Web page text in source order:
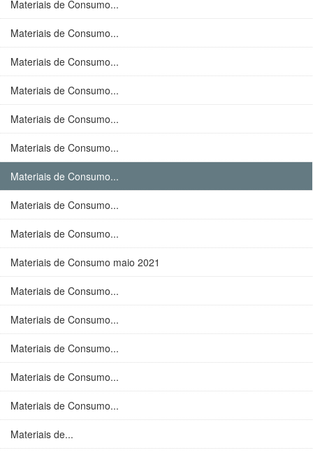
Materiais de Consumo...
Materiais de Consumo...
Materiais de Consumo...
Materiais de Consumo...
Materiais de Consumo...
Materiais de Consumo...
Materiais de Consumo...
Materiais de Consumo...
Materiais de Consumo...
Materiais de Consumo maio 2021
Materiais de Consumo...
Materiais de Consumo...
Materiais de Consumo...
Materiais de Consumo...
Materiais de Consumo...
Materiais de...